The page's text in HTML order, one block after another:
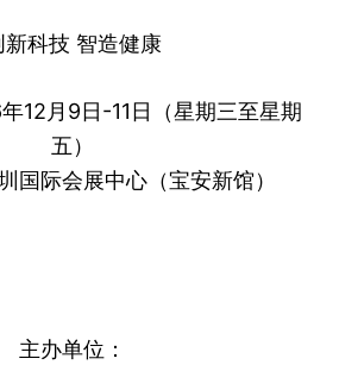
新科技 智造健康
12月9日-11日（星期三至星期
五）
国际会展中心（宝安新馆）
主办单位：